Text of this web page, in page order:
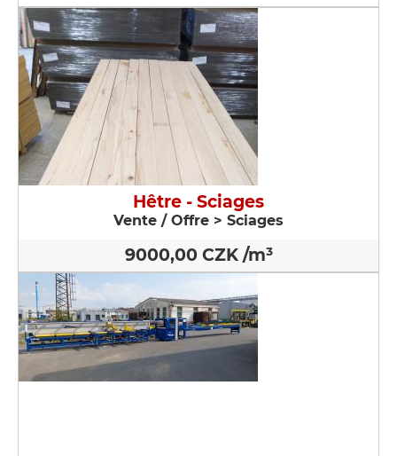
Hêtre - Sciages
Vente / Offre > Sciages
9000,00 CZK /m³